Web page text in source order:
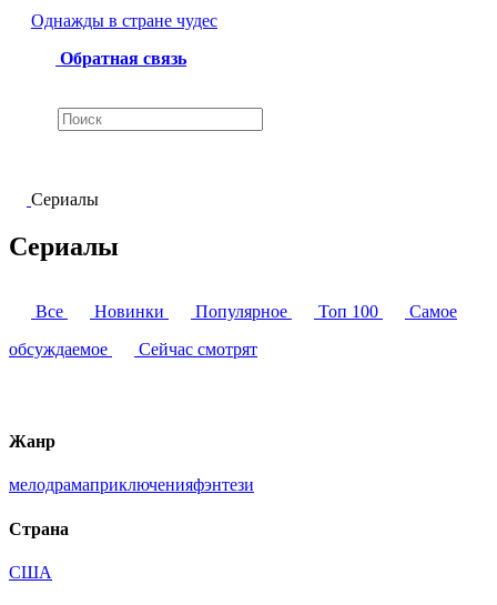
Однажды в стране чудес
Обратная связь
Сериалы
Сериалы
Все Новинки Популярное Топ 100
Самое
обсуждаемое
Сейчас смотрят
Жанр
мелодрамаприключенияфэнтези
Страна
США